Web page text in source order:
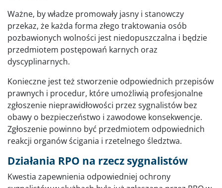
Ważne, by władze promowały jasny i stanowczy
przekaz, że każda forma złego traktowania osób
pozbawionych wolności jest niedopuszczalna i będzie
przedmiotem postępowań karnych oraz
dyscyplinarnych.
Konieczne jest też stworzenie odpowiednich przepisów
prawnych i procedur, które umożliwią profesjonalne
zgłoszenie nieprawidłowości przez sygnalistów bez
obawy o bezpieczeństwo i zawodowe konsekwencje.
Zgłoszenie powinno być przedmiotem odpowiednich
reakcji organów ścigania i rzetelnego śledztwa.
Działania RPO na rzecz sygnalistów
Kwestia zapewnienia odpowiedniej ochrony